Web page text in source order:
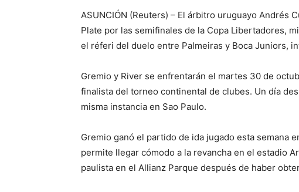
ASUNCIÓN (Reuters) – El árbitro uruguayo Andrés
Plate por las semifinales de la Copa Libertadores,
el réferi del duelo entre Palmeiras y Boca Juniors,
Gremio y River se enfrentarán el martes 30 de
finalista del torneo continental de clubes. Un día
misma instancia en Sao Paulo.
Gremio ganó el partido de ida jugado esta semana
permite llegar cómodo a la revancha en el estadio
paulista en el Allianz Parque después de haber